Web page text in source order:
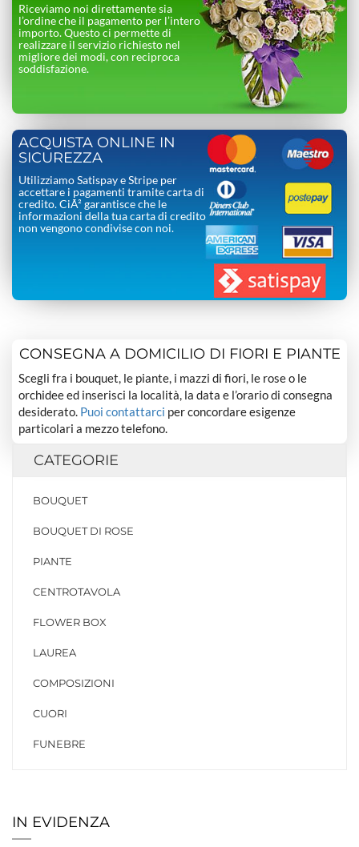
Riceviamo noi direttamente sia
l’ordine che il pagamento per l’intero
importo. Questo ci permette di
realizzare il servizio richiesto nel
migliore dei modi, con reciproca
soddisfazione.
ACQUISTA ONLINE IN
SICUREZZA
Utilizziamo Satispay e Stripe per
accettare i pagamenti tramite carta di
credito. CiÃ² garantisce che le
informazioni della tua carta di credito
non vengono condivise con noi.
CONSEGNA A DOMICILIO DI FIORI E PIANTE
Scegli fra i bouquet, le piante, i mazzi di fiori, le rose o le
orchidee ed inserisci la località, la data e l’orario di consegna
desiderato. Puoi contattarci per concordare esigenze
particolari a mezzo telefono.
CATEGORIE
BOUQUET
BOUQUET DI ROSE
PIANTE
CENTROTAVOLA
FLOWER BOX
LAUREA
COMPOSIZIONI
CUORI
FUNEBRE
IN EVIDENZA